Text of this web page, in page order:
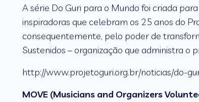
A série Do Guri para o Mundo foi criada
inspiradoras que celebram os 25 anos do
consequentemente, pelo poder de
Sustenidos – organização que administra o
http://www.projetoguri.org.br/noticias/do-
MOVE (Musicians and Organizers